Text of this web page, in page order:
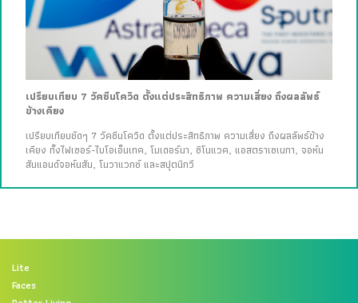
เปรียบเทียบ 7 วัคซีนโควิด ตั้งแต่ประสิทธิภาพ ความเสี่ยง ถึงผลลัพธ์
ข้างเคียง
เปรียบเทียบชัดๆ 7 วัคซีนโควิด ตั้งแต่ประสิทธิภาพ ความเสี่ยง ถึงผลลัพธ์ข้าง
เคียง ทั้งไฟเซอร์-ไบโอเอ็นเทค, โมเดอร์นา, ซิโนแวค, แอสตราเซเนกา, จอห์น
สันแอนด์จอห์นสัน, โนวาแวกซ์ และสปุตนิกวี
Lite
Faces